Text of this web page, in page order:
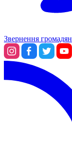
Звернення громадян